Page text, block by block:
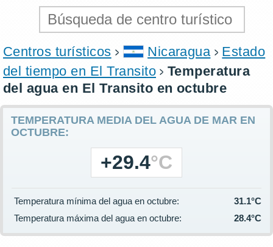
Centros turísticos Nicaragua
Estado
del tiempo en El Transito
Temperatura
del agua en El Transito en octubre
TEMPERATURA MEDIA DEL AGUA DE MAR EN
OCTUBRE:
+29.4°C
Temperatura mínima del agua en octubre:
31.1°C
Temperatura máxima del agua en octubre:
28.4°C